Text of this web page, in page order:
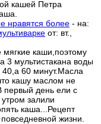
кашей Петра
нравятся более - на:
от: вт.,
каши,поэтому
3 мультистакана воды
60 минут.Масла
кашу маслом не
первый день ели с
залили
каша...Рецепт
жизни.